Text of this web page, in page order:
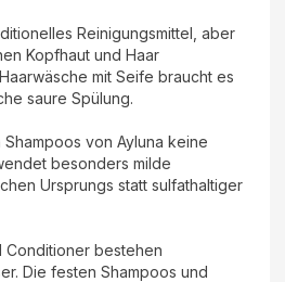
Reinigungsmittel, aber
Kopfhaut und Haar
mit Seife braucht es
saure Spülung.
von Ayluna keine
besonders milde
Ursprungs statt sulfathaltiger
Conditioner bestehen
Die festen Shampoos und